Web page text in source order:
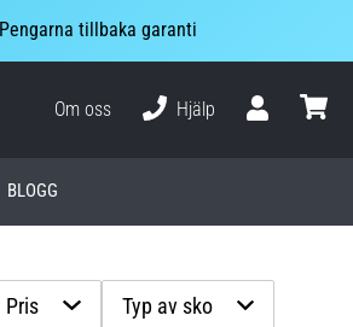
Pengarna tillbaka garanti
Om oss
Hjälp
BLOGG
Pris Typ av sko